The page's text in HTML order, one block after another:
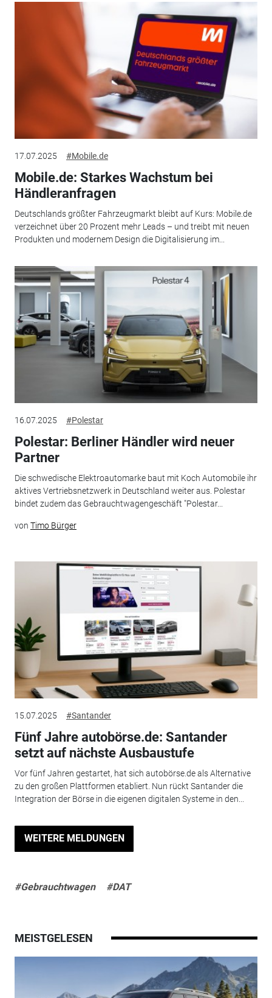
17.07.2025 #Mobile.de
Mobile.de: Starkes Wachstum bei
Händleranfragen
Deutschlands größter Fahrzeugmarkt bleibt auf Kurs: Mobile.de
verzeichnet über 20 Prozent mehr Leads – und treibt mit neuen
Produkten und modernem Design die Digitalisierung im...
16.07.2025 #Polestar
Polestar: Berliner Händler wird neuer
Partner
Die schwedische Elektroautomarke baut mit Koch Automobile ihr
aktives Vertriebsnetzwerk in Deutschland weiter aus. Polestar
bindet zudem das Gebrauchtwagengeschäft "Polestar...
von Timo Bürger
15.07.2025 #Santander
Fünf Jahre autobörse.de: Santander
setzt auf nächste Ausbaustufe
Vor fünf Jahren gestartet, hat sich autobörse.de als Alternative
zu den großen Plattformen etabliert. Nun rückt Santander die
Integration der Börse in die eigenen digitalen Systeme in den...
WEITERE MELDUNGEN
#Gebrauchtwagen #DAT
MEISTGELESEN